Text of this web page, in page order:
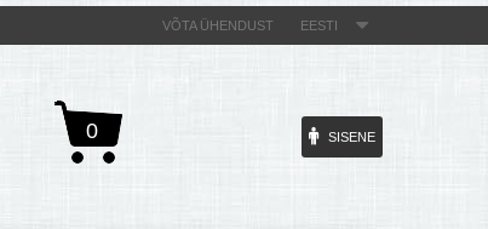
EESTI
VÕTA ÜHENDUST
0 SISENE